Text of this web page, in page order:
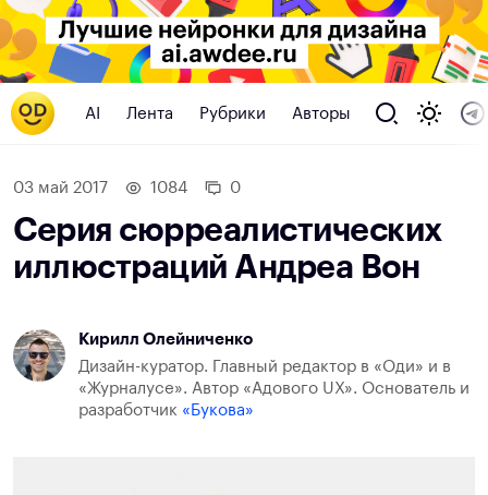
AI Лента Рубрики Авторы
03 май 2017 1084 0
Серия сюрреалистических
иллюстраций Андреа Вон
Кирилл Олейниченко
Дизайн-куратор. Главный редактор в «Оди» и в
«Журналусе». Автор «Адового UX». Основатель и
разработчик «Букова»